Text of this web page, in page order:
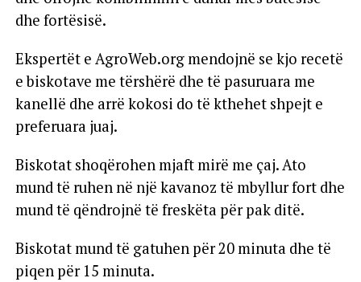
dhe fortësisë.
Ekspertët e AgroWeb.org mendojnë se kjo recetë
e biskotave me tërshërë dhe të pasuruara me
kanellë dhe arrë kokosi do të kthehet shpejt e
preferuara juaj.
Biskotat shoqërohen mjaft mirë me çaj. Ato
mund të ruhen në një kavanoz të mbyllur fort dhe
mund të qëndrojnë të freskëta për pak ditë.
Biskotat mund të gatuhen për 20 minuta dhe të
piqen për 15 minuta.